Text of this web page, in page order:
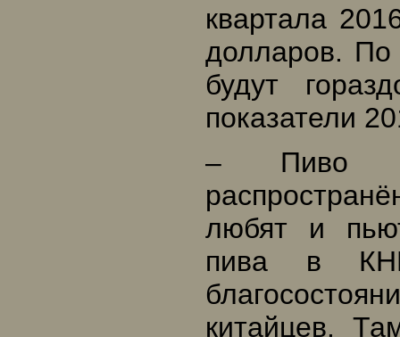
квартала
долларов. По
будут
показатели
– Пиво –
любят и
пива в
китайцев.